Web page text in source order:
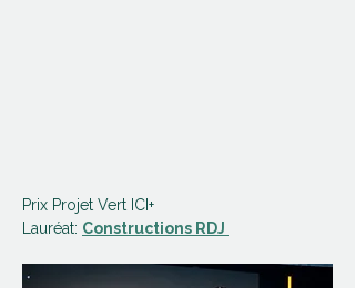
Prix Projet Vert ICI+
Lauréat: Constructions RDJ